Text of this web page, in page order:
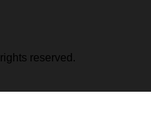
reserved.